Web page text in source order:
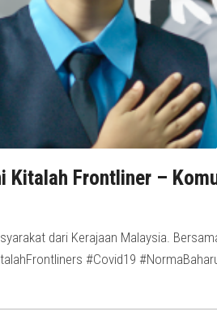
Kitalah Frontliner –
dari Kerajaan Malaysia.
#Covid19